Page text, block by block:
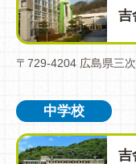
吉
〒729-4204 広島県三
中学校
吉